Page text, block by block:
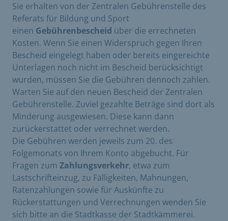
Sie erhalten von der Zentralen Gebührenstelle des
Referats für Bildung und Sport
einen Gebührenbescheid über die errechneten
Kosten. Wenn Sie einen Widerspruch gegen Ihren
Bescheid eingelegt haben oder bereits eingereichte
Unterlagen noch nicht im Bescheid berücksichtigt
wurden, müssen Sie die Gebühren dennoch zahlen.
Warten Sie auf den neuen Bescheid der Zentralen
Gebührenstelle. Zuviel gezahlte Beträge sind dort als
Minderung ausgewiesen. Diese kann dann
zurückerstattet oder verrechnet werden.
Die Gebühren werden jeweils zum 20. des
Folgemonats von Ihrem Konto abgebucht. Für
Fragen zum Zahlungsverkehr, etwa zum
Lastschrifteinzug, zu Fälligkeiten, Mahnungen,
Ratenzahlungen sowie für Auskünfte zu
Rückerstattungen und Verrechnungen wenden Sie
sich bitte an die Stadtkasse der Stadtkämmerei.